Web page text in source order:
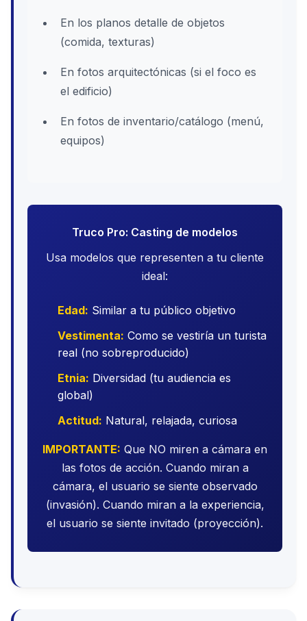
En los planos detalle de objetos
(comida, texturas)
En fotos arquitectónicas (si el foco es
el edificio)
En fotos de inventario/catálogo (menú,
equipos)
Truco Pro: Casting de modelos
Usa modelos que representen a tu cliente
ideal:
Edad: Similar a tu público objetivo
Vestimenta: Como se vestiría un turista
real (no sobreproducido)
Etnia: Diversidad (tu audiencia es
global)
Actitud: Natural, relajada, curiosa
IMPORTANTE: Que NO miren a cámara en
las fotos de acción. Cuando miran a
cámara, el usuario se siente observado
(invasión). Cuando miran a la experiencia,
el usuario se siente invitado (proyección).